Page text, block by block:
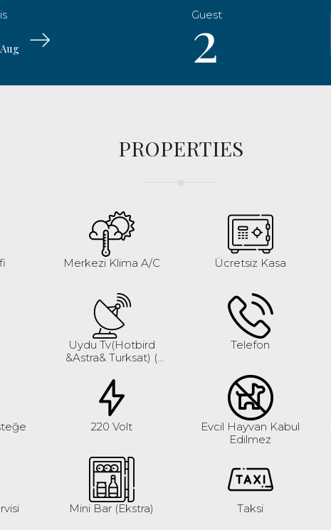
Aug 2
PROPERTIES
Merkezi Klima A/C Ücretsiz Kasa
Uydu Tv(Hotbird
&Astra& Turksat) (
Telefon
220 Volt
Evcil Hayvan Kabul
Edilmez
Mini Bar (Ekstra) Taksi